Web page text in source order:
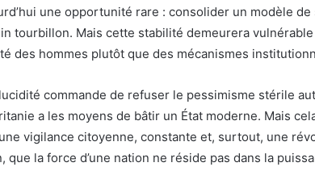
une opportunité rare : consolider un modèle
tourbillon. Mais cette stabilité demeurera vulnérable
des hommes plutôt que des mécanismes
commande de refuser le pessimisme stérile
a les moyens de bâtir un État moderne. Mais
vigilance citoyenne, constante et, surtout, une
la force d’une nation ne réside pas dans la